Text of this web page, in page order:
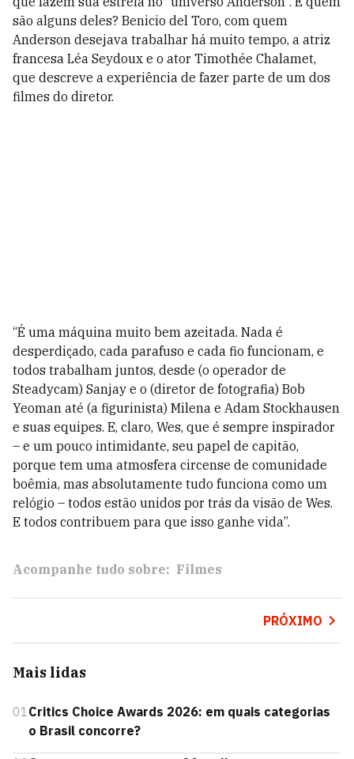
são alguns deles? Benicio del Toro, com quem
Anderson desejava trabalhar há muito tempo, a atriz
francesa Léa Seydoux e o ator Timothée Chalamet,
que descreve a experiência de fazer parte de um dos
filmes do diretor.
“É uma máquina muito bem azeitada. Nada é
desperdiçado, cada parafuso e cada fio funcionam, e
todos trabalham juntos, desde (o operador de
Steadycam) Sanjay e o (diretor de fotografia) Bob
Yeoman até (a figurinista) Milena e Adam Stockhausen
e suas equipes. E, claro, Wes, que é sempre inspirador
– e um pouco intimidante, seu papel de capitão,
porque tem uma atmosfera circense de comunidade
boêmia, mas absolutamente tudo funciona como um
relógio – todos estão unidos por trás da visão de Wes.
E todos contribuem para que isso ganhe vida”.
Acompanhe tudo sobre: Filmes
PRÓXIMO
Mais lidas
01Critics Choice Awards 2026: em quais categorias
o Brasil concorre?